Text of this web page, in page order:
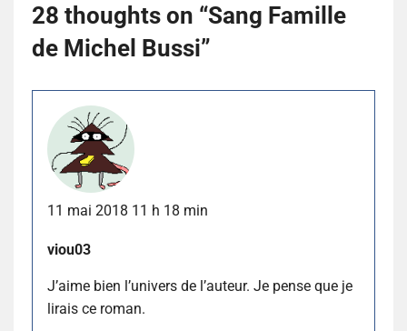
28 thoughts on “Sang Famille
de Michel Bussi”
11 mai 2018 11 h 18 min
viou03
J’aime bien l’univers de l’auteur. Je pense que je
lirais ce roman.